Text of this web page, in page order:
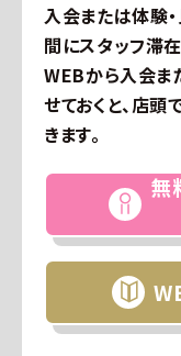
入会または体験
間にスタッフ滞
WEBから入会ま
せておくと、店
きます。
無